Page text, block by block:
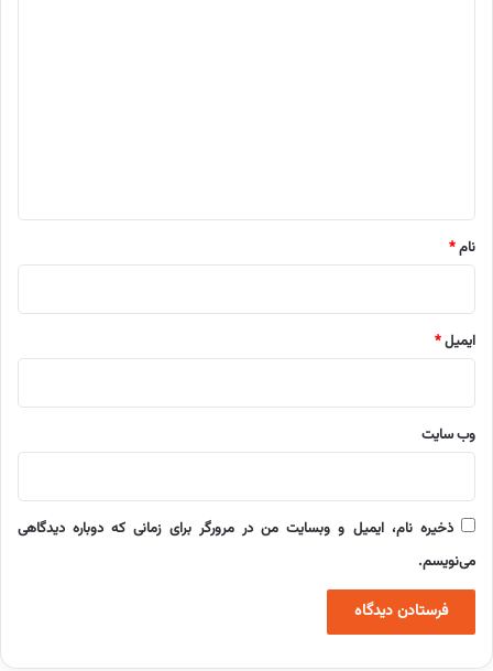
نام*
ایمیل*
وب‌ سایت
ذخیره نام، ایمیل و وبسایت من در مرورگر برای زمانی که دوباره دیدگاهی
می‌نویسم.